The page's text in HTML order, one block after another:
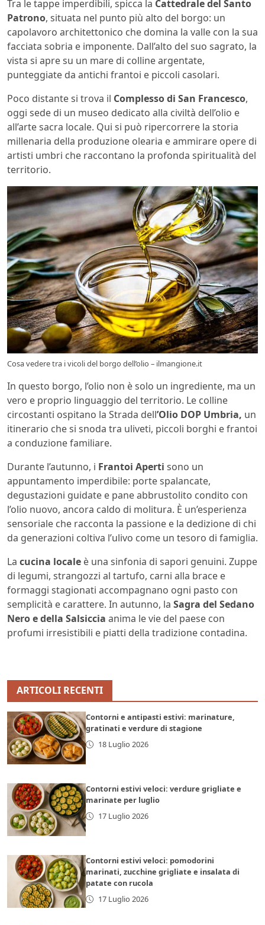
Tra le tappe imperdibili, spicca la Cattedrale del Santo
Patrono, situata nel punto più alto del borgo: un
capolavoro architettonico che domina la valle con la sua
facciata sobria e imponente. Dall’alto del suo sagrato, la
vista si apre su un mare di colline argentate,
punteggiate da antichi frantoi e piccoli casolari.
Poco distante si trova il Complesso di San Francesco,
oggi sede di un museo dedicato alla civiltà dell’olio e
all’arte sacra locale. Qui si può ripercorrere la storia
millenaria della produzione olearia e ammirare opere di
artisti umbri che raccontano la profonda spiritualità del
territorio.
Cosa vedere tra i vicoli del borgo dell’olio – ilmangione.it
In questo borgo, l’olio non è solo un ingrediente, ma un
vero e proprio linguaggio del territorio. Le colline
circostanti ospitano la Strada dell’Olio DOP Umbria, un
itinerario che si snoda tra uliveti, piccoli borghi e frantoi
a conduzione familiare.
Durante l’autunno, i Frantoi Aperti sono un
appuntamento imperdibile: porte spalancate,
degustazioni guidate e pane abbrustolito condito con
l’olio nuovo, ancora caldo di molitura. È un’esperienza
sensoriale che racconta la passione e la dedizione di chi
da generazioni coltiva l’ulivo come un tesoro di famiglia.
La cucina locale è una sinfonia di sapori genuini. Zuppe
di legumi, strangozzi al tartufo, carni alla brace e
formaggi stagionati accompagnano ogni pasto con
semplicità e carattere. In autunno, la Sagra del Sedano
Nero e della Salsiccia anima le vie del paese con
profumi irresistibili e piatti della tradizione contadina.
ARTICOLI RECENTI
Contorni e antipasti estivi: marinature,
gratinati e verdure di stagione
18 Luglio 2026
Contorni estivi veloci: verdure grigliate e
marinate per luglio
17 Luglio 2026
Contorni estivi veloci: pomodorini
marinati, zucchine grigliate e insalata di
patate con rucola
17 Luglio 2026